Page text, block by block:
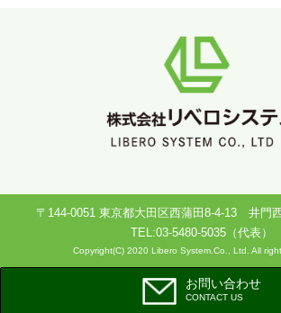
〒144-0051 東京都大田区西蒲田8-4-13 井門
TEL:03-5480-5035（代表）
Copyright(C) 2020 Libero System.Co., Ltd. All
お問い合わせ
CONTACT US